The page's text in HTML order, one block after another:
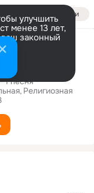
Войти
улучшить
менее 13 лет,
законный
(Ao Vivo)
1песня
Религиозная